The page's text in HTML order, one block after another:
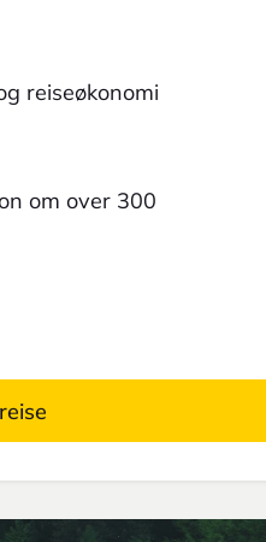
reiseøkonomi
om over 300